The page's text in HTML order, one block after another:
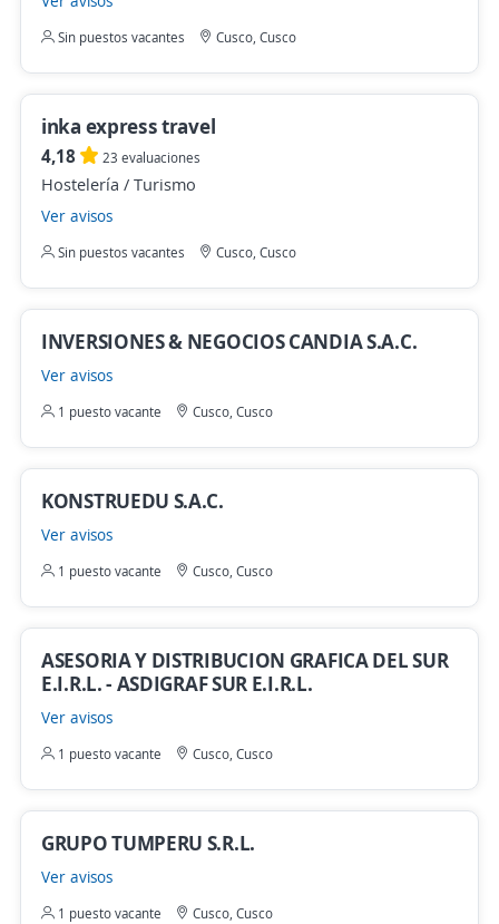
Sin puestos vacantes Cusco, Cusco
inka express travel
4,18 23 evaluaciones
Hostelería / Turismo
Ver avisos
Sin puestos vacantes Cusco, Cusco
INVERSIONES & NEGOCIOS CANDIA S.A.C.
Ver avisos
1 puesto vacante Cusco, Cusco
KONSTRUEDU S.A.C.
Ver avisos
1 puesto vacante Cusco, Cusco
ASESORIA Y DISTRIBUCION GRAFICA DEL SUR
E.I.R.L. - ASDIGRAF SUR E.I.R.L.
Ver avisos
1 puesto vacante Cusco, Cusco
GRUPO TUMPERU S.R.L.
Ver avisos
1 puesto vacante Cusco, Cusco